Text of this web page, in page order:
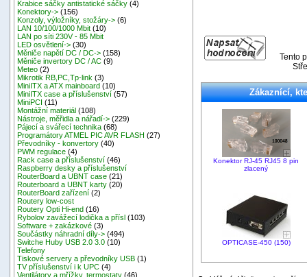
Krabice sáčky antistatické sáčky (4)
Konektory-> (156)
Konzoly, výložníky, stožáry-> (6)
LAN 10/100/1000 Mbit (10)
LAN po síti 230V - 85 Mbit
LED osvětlení-> (30)
Měniče napětí DC / DC-> (158)
Měniče invertory DC / AC (9)
Meteo (2)
Mikrotik RB,PC,Tp-link (3)
MiniITX a ATX mainboard (10)
MiniITX case a příslušenství (57)
MiniPCI (11)
Montážní materiál (108)
Nástroje, měřidla a nářadí-> (229)
Pájecí a svářecí technika (68)
Programátory ATMEL PIC AVR FLASH (27)
Převodníky - konvertory (40)
PWM regulace (4)
Rack case a příslušenství (46)
Raspberry desky a příslušenství
RouterBoard a UBNT case (21)
Routerboard a UBNT karty (20)
RouterBoard zařízení (2)
Routery low-cost
Routery Opti Hi-end (16)
Rybolov zavážecí lodička a přísl (103)
Software + zakázkové (3)
Součástky náhradní díly-> (494)
Switche Huby USB 2.0 3.0 (10)
Telefony
Tiskové servery a převodníky USB (1)
TV příslušenství i k UPC (4)
Ventilátory a mřížky, termostaty (46)
Tento
Zákaznící,
Konektor RJ-45 RJ45 8 pin
zlacený
OPTICASE-450 (150)